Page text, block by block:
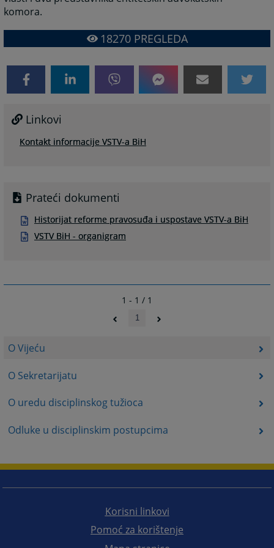
O Vijeću
O Sekretarijatu
O uredu disciplinskog tužioca
Odluke u disciplinskim postupcima
komora.
18270PREGLEDA
Linkovi
Kontakt informacije VSTV-a BiH
Prateći dokumenti
Historijat reforme pravosuđa i uspostave VSTV-a BiH
VSTV BiH - organigram
1 - 1 / 1
1
Korisni linkovi
Pomoć za korištenje